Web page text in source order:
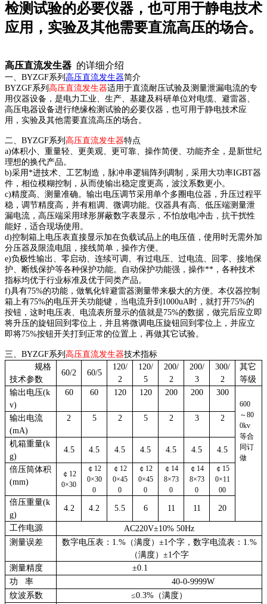
检测试验的必要仪器，也可用于静电技术
应用，实验及其他需要直流高压的场合。
高压直流发生器 的详细介绍
一、BYZGF系列 高压直流发生器简介
BYZGF系列 高压直流发生器适用于直流耐压试验及测量泄漏电流的专
用仪器设备，是电力工业、生产、基建及科研单位对电缆、避雷器、
高压电器设备进行绝缘检测试验的必要仪器，也可用于静电技术应
用，实验及其他需要直流高压的场合。
二、BYZGF系列 高压直流发生器特点
a)体积小、重量轻、更美观、更可靠、操作简便、功能齐全，是新世纪
理想的换代产品。
b)采用*进技术、工艺制造，脉冲串逻辑阵列调制，采用大功率IGBT器
件，相位模糊控制，从而使输出稳定度更高，波汶系数更小。
c)精度高、测量准确。输出电压调节采用单个多圈电位器，升压过程平
稳，调节精度高，并有粗调、微调功能。仪器具有高、低压端测量泄
漏电流，高压端采用球形屏蔽数字表显示，不怕放电冲击，抗干扰性
能好，适合现场使用。
d)控制箱上电压表直接显示加在负载试品上的电压值，使用时无需外加
分压器及限流电阻，接线简单，操作方便。
e)负极性输出、零启动、连续可调、有过电压、过电流、回零、接地保
护、断线保护等各种保护功能。自动保护功能强，操作**，各种技术
指标均优于行业标准及优于同类产品。
f)具有75%的功能，做氧化锌避雷器测量带来极大的方便。本仪器控制
箱上有75%的电压开关功能键，当电流升到1000uA时，就打开75%的
按钮，这时电压表、电流表所显示的值就是75%的数据，做完后应立即
将升压的旋钮回到零位上，并且将微调电压旋钮回到零位上，并应立
即将75%按钮开关打到正常的位置上，再做其它试验。
三、BYZGF系列 高压直流发生器技术指标
规格
技术参数
60/2 60/5
120/
2
120/
5
200/
2
200/
3
300/
2
其它
等级
输出电压(k
v)
60 60 120 120 200 200 300
600
～80
0kv
等合
同订
做
输出电流
(mA)
2 5 2 5 2 3 2
机箱重量(k
g)
4.5 4.5 4.5 4.5 4.5 4.5 4.5
倍压筒体积
(mm)
￠ 12
0×30
￠ 12
0×30
0
￠ 12
0×45
0
￠ 12
0×45
0
￠ 14
8×73
0
￠ 14
8×73
0
￠ 15
0×11
00
倍压重量(k
g)
4.2 4.2 5.5 6 11 11 20
工作电源
AC220V±10% 50Hz
测量误差
数字电压表：1.%（满度）±1个字，数字电流表：1.%
（满度）±1个字
测量精度
±0.1
功
率
40-0-9999W
纹波系数
≤0.3%（满度）